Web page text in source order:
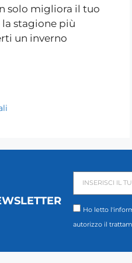
solo migliora il tuo
stagione più
un inverno
Ho letto
autorizzo il